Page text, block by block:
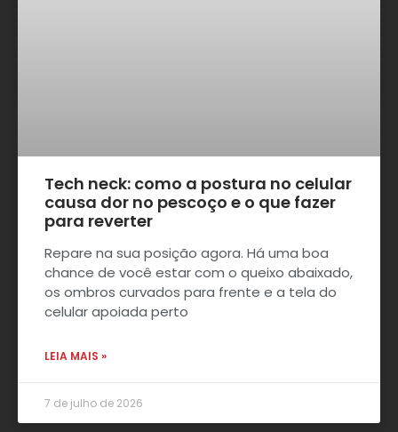
Tech neck: como a postura no celular
causa dor no pescoço e o que fazer
para reverter
Repare na sua posição agora. Há uma boa
chance de você estar com o queixo abaixado,
os ombros curvados para frente e a tela do
celular apoiada perto
LEIA MAIS »
7 de julho de 2026